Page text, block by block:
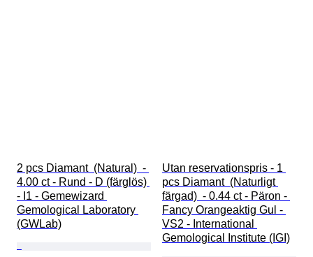
2 pcs Diamant  (Natural)  -
4.00 ct - Rund - D (färglös)
- I1 - Gemewizard
Gemological Laboratory
(GWLab)
Utan reservationspris - 1
pcs Diamant  (Naturligt
färgad)  - 0.44 ct - Päron -
Fancy Orangeaktig Gul -
VS2 - International
Gemological Institute (IGI)